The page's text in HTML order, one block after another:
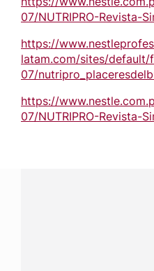
07/NUTRIPRO-Revista-
https://
latam.com/sites/
07/
https://
07/NUTRIPRO-Revista-